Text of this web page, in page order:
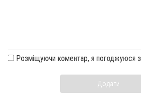
Розміщуючи коментар, я погоджуюся з
Додати